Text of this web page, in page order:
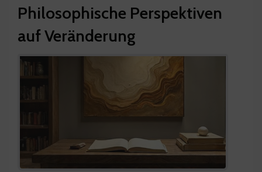
Philosophische Perspektiven
auf Veränderung